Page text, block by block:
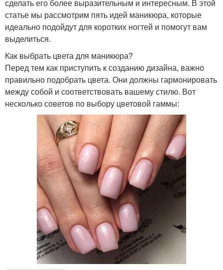
сделать его более выразительным и интересным. В этой
статье мы рассмотрим пять идей маникюра, которые
идеально подойдут для коротких ногтей и помогут вам
выделиться.
Как выбрать цвета для маникюра?
Перед тем как приступить к созданию дизайна, важно
правильно подобрать цвета. Они должны гармонировать
между собой и соответствовать вашему стилю. Вот
несколько советов по выбору цветовой гаммы: